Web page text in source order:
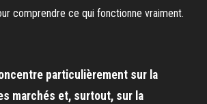
comprendre ce qui fonctionne vraiment.
particulièrement sur la
marchés et, surtout, sur la